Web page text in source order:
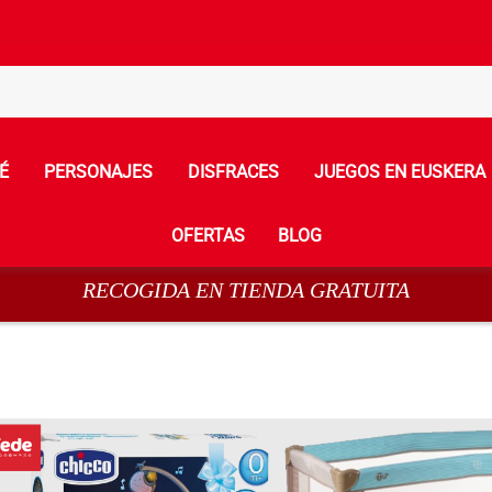
PERSONAJES DISFRACES JUEGOS EN EUSKERA
OFERTAS BLOG
RECOGIDA EN TIENDA GRATUITA